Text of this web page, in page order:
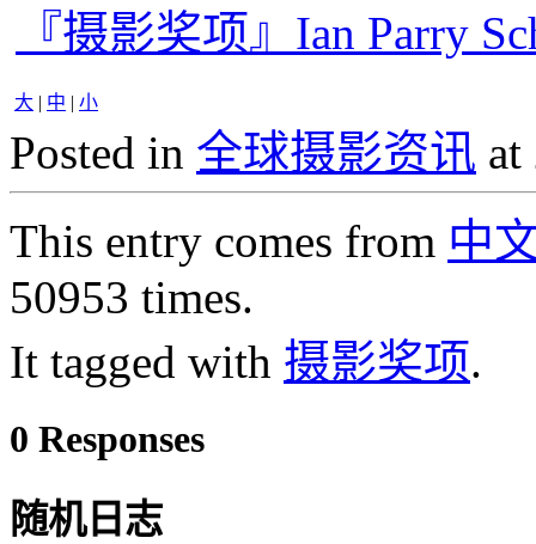
『摄影奖项』Ian Parry
大 | 中 | 小
Posted in 全球摄影资讯 at
This entry comes from 中
50953 times.
It tagged with 摄影奖项.
0 Responses
随机日志